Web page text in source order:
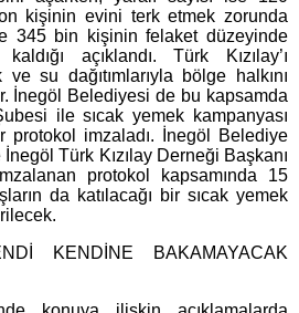
kişinin evini terk etmek zorunda
345 bin kişinin felaket düzeyinde
açıklandı. Türk Kızılay’ı
su dağıtımlarıyla bölge halkını
İnegöl Belediyesi de bu kapsamda
ile sıcak yemek kampanyası
protokol imzaladı. İnegöl Belediye
Türk Kızılay Derneği Başkanı
protokol kapsamında 15
da katılacağı bir sıcak yemek
KENDİNE BAKAMAYACAK